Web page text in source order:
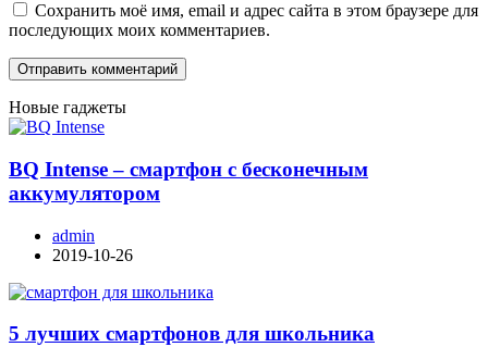
Сохранить моё имя, email и адрес сайта в этом браузере для
последующих моих комментариев.
Новые гаджеты
BQ Intense – смартфон с бесконечным
аккумулятором
admin
2019-10-26
5 лучших смартфонов для школьника